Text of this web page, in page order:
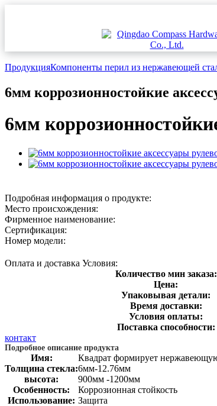
ПродукцияКомпоненты перил из нержавеющей
6мм коррозионностойкие
6мм
Подробная информация о продукте:
Место происхождения:
Фирменное наименование:
Сертификация:
Номер модели:
Оплата и доставка Условия:
Количество мин заказа:
Цена:
Упаковывая детали:
Время доставки:
Условия оплаты:
Поставка способности:
контакт
Подробное описание продукта
Имя: Квадрат формирует
Толщина стекла:6мм-12.76мм
высота:
900мм -1200мм
Особенность:
Коррозионная стойкость
Использование: Защита